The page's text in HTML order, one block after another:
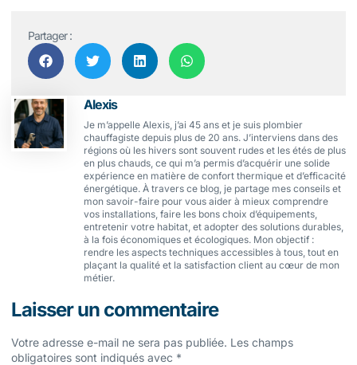
Partager :
Alexis
Je m’appelle Alexis, j’ai 45 ans et je suis plombier
chauffagiste depuis plus de 20 ans. J’interviens dans des
régions où les hivers sont souvent rudes et les étés de plus
en plus chauds, ce qui m’a permis d’acquérir une solide
expérience en matière de confort thermique et d’efficacité
énergétique. À travers ce blog, je partage mes conseils et
mon savoir-faire pour vous aider à mieux comprendre
vos installations, faire les bons choix d’équipements,
entretenir votre habitat, et adopter des solutions durables,
à la fois économiques et écologiques. Mon objectif :
rendre les aspects techniques accessibles à tous, tout en
plaçant la qualité et la satisfaction client au cœur de mon
métier.
Laisser un commentaire
Votre adresse e-mail ne sera pas publiée. Les champs
obligatoires sont indiqués avec *